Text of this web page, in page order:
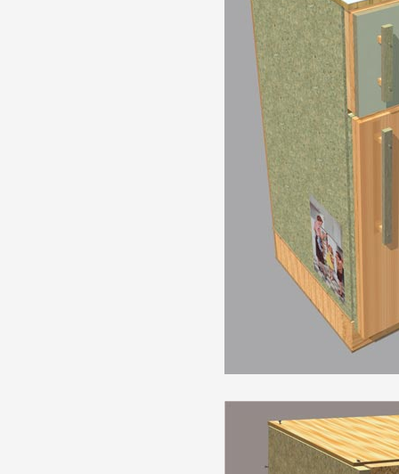
Partenaires
Documentation
Visites d'ateliers
Production vidéo
Formation